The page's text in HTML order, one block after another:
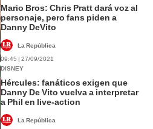
Mario Bros: Chris Pratt dará voz al
personaje, pero fans piden a
Danny DeVito
La República
09:45 | 27/09/2021
DISNEY
Hércules: fanáticos exigen que
Danny De Vito vuelva a interpretar
a Phil en live-action
La República